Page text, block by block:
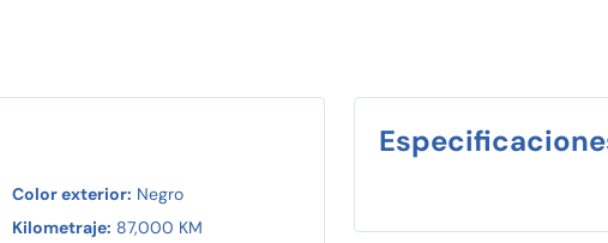
Color exterior: Negro
Kilometraje: 87,000 KM